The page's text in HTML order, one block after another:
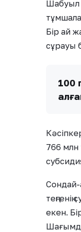
Шабуыл
Бір ай
сұрауы
100
766 млн
Сондай-
екен.